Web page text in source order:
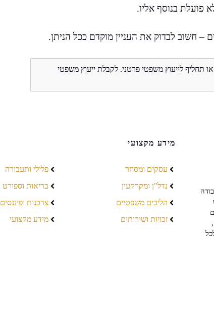
פועלת בנוסף אליו.
– חשוב לבדוק את העניין מוקדם ככל הניתן.
תחליף לייעוץ משפטי פרטני. לקבלת ייעוץ משפטי
מידע מקצועי
עסקים ומסחר
נדל"ן ומקרקעין
הליכים משפטיים
זכויות ושירותים
פלילי ותעבורה
בריאות וספורט
צרכנות ופיננסים
מידע מקצועי